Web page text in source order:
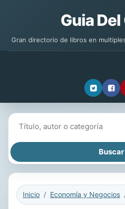
Guia
Gran directorio de libros en
Inicio Economía y Negocios